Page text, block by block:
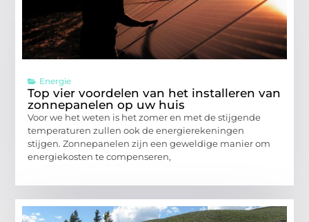
Energie
Top vier voordelen van het installeren van
zonnepanelen op uw huis
Voor we het weten is het zomer en met de stijgende
temperaturen zullen ook de energierekeningen
stijgen. Zonnepanelen zijn een geweldige manier om
energiekosten te compenseren,